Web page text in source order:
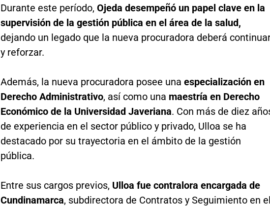
Durante este período, Ojeda desempeñó un papel clave en la
supervisión de la gestión pública en el área de la salud,
dejando un legado que la nueva procuradora deberá
y reforzar.
Además, la nueva procuradora posee una especialización en
Derecho Administrativo, así como una maestría en Derecho
Económico de la Universidad Javeriana. Con más de diez
de experiencia en el sector público y privado, Ulloa se ha
destacado por su trayectoria en el ámbito de la gestión
pública.
Entre sus cargos previos, Ulloa fue contralora encargada de
Cundinamarca, subdirectora de Contratos y Seguimiento en